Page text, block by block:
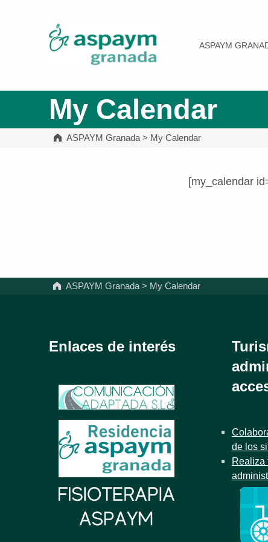
ASPAYM
My Calendar
ASPAYM Granada > My Calendar
[my_calendar
Volver a la navegación principal
ASPAYM Granada> My Calendar
Enlaces de interés
de los
Realiza